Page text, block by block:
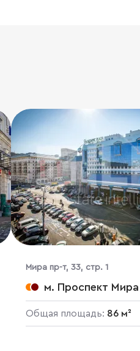
Мира пр-т, 33, стр. 1
м. Проспект Мира
Общая площадь: 86 м²